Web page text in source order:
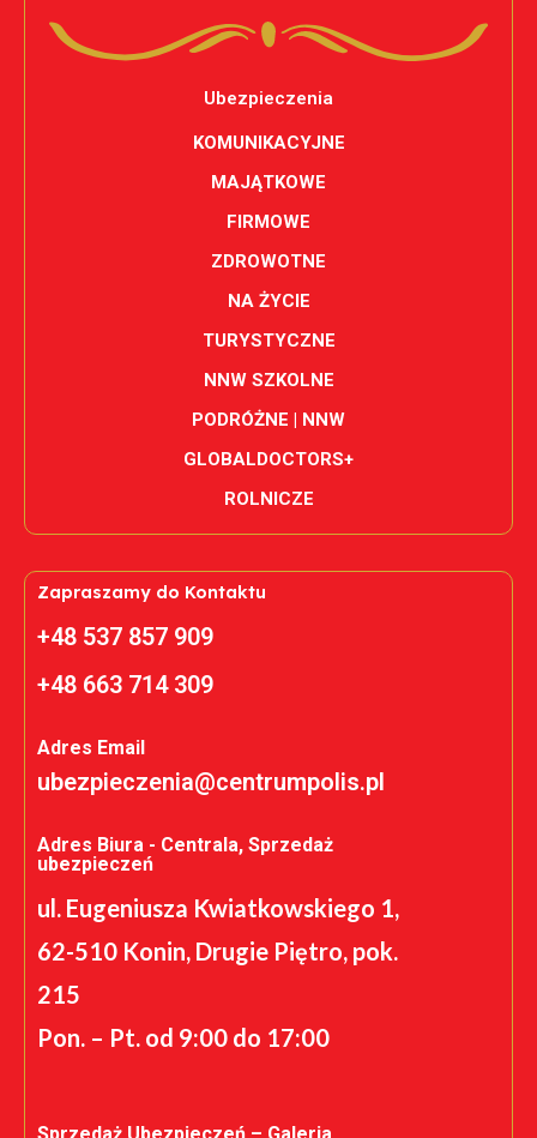
Ubezpieczenia
KOMUNIKACYJNE
MAJĄTKOWE
FIRMOWE
ZDROWOTNE
NA ŻYCIE
TURYSTYCZNE
NNW SZKOLNE
PODRÓŻNE | NNW
GLOBALDOCTORS+
ROLNICZE
Zapraszamy do Kontaktu
+48 537 857 909
+48 663 714 309
Adres Email
ubezpieczenia@centrumpolis.pl
Adres Biura - Centrala, Sprzedaż
ubezpieczeń
ul. Eugeniusza Kwiatkowskiego 1,
62-510 Konin, Drugie Piętro, pok.
215
Pon. – Pt. od 9:00 do 17:00
Sprzedaż Ubezpieczeń – Galeria